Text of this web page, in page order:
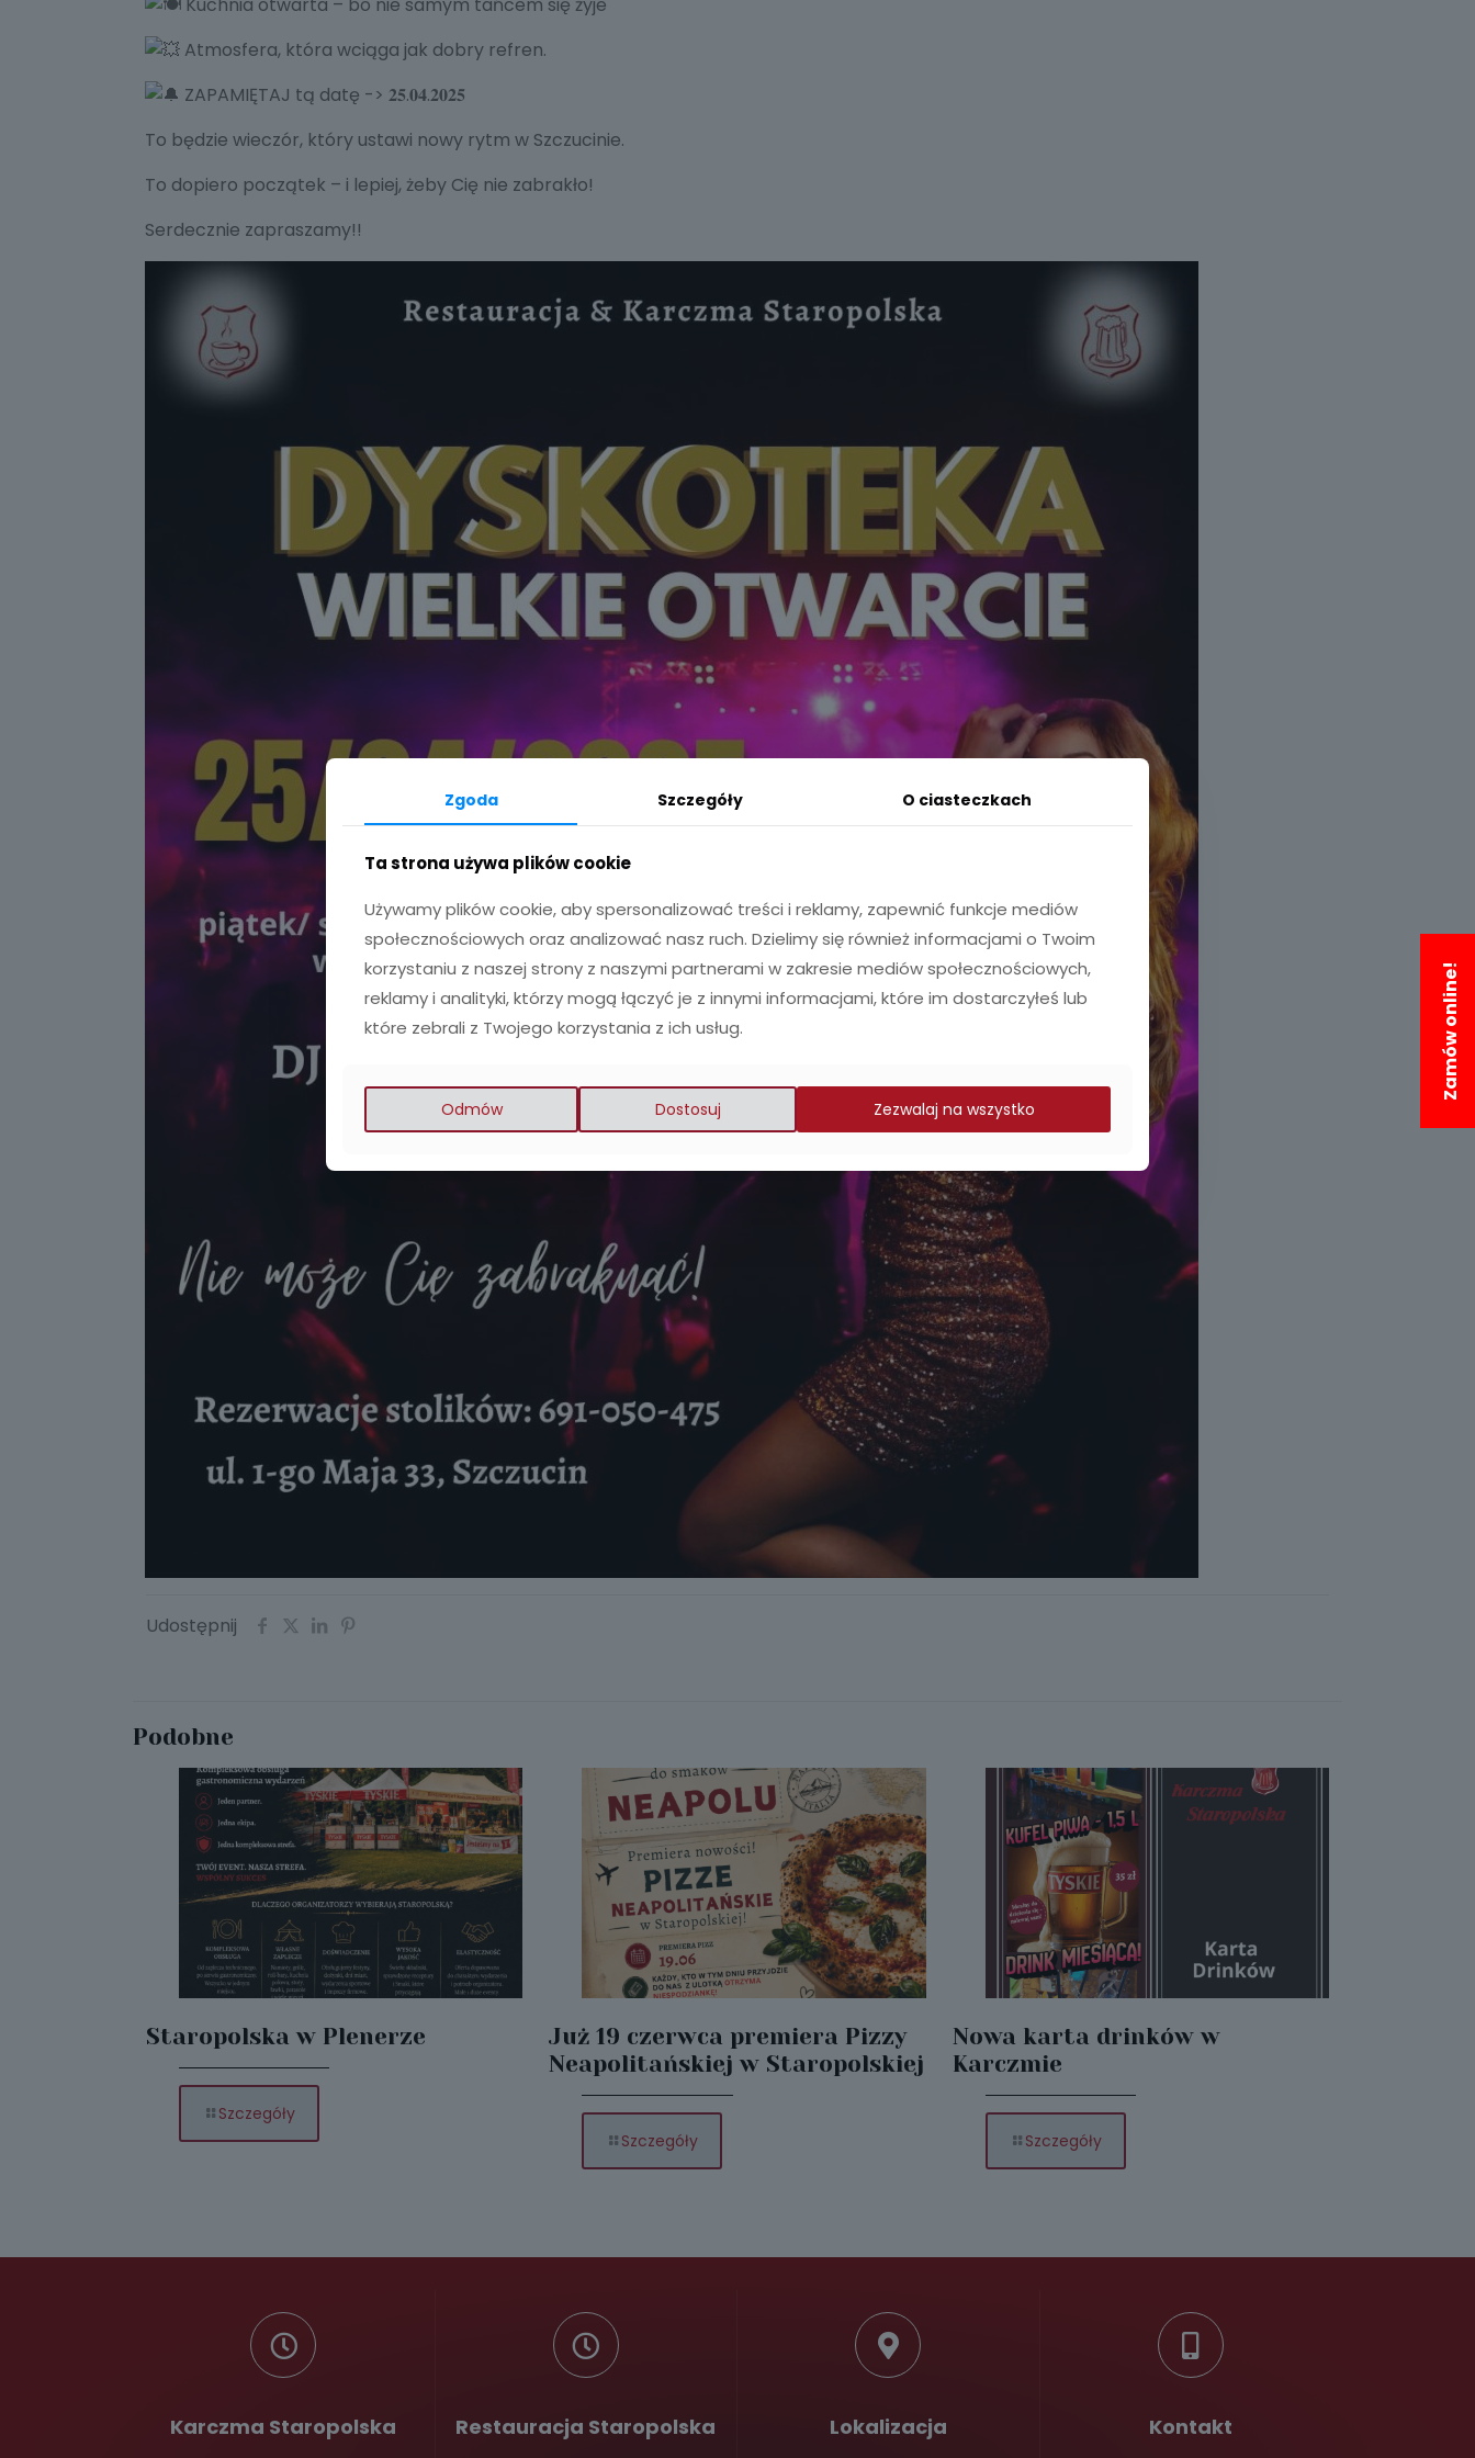
Atmosfera, która wciąga jak dobry refren.
ZAPAMIĘTAJ tą datę -> 𝟐𝟓.𝟎𝟒.𝟐𝟎𝟐𝟓
To będzie wieczór, który ustawi nowy rytm w Szczucinie.
To dopiero początek – i lepiej, żeby Cię nie zabrakło!
Serdecznie zapraszamy!!
Udostępnij
Podobne
Staropolska w Plenerze
Szczegóły-
w
Już 19 czerwca premiera Pizzy
Neapolitańskiej w Staropolskiej
Szczegóły-
19
w
Nowa karta drinków w
Karczmie
Szczegóły-
karta
Karczma Staropolska Restauracja Staropolska Lokalizacja Kontakt
Zgoda Szczegóły O ciasteczkach
Ta strona używa plików cookie
Używamy plików cookie, aby spersonalizować treści i reklamy, zapewnić funkcje mediów
społecznościowych oraz analizować nasz ruch. Dzielimy się również informacjami o Twoim
korzystaniu z naszej strony z naszymi partnerami w zakresie mediów społecznościowych,
reklamy i analityki, którzy mogą łączyć je z innymi informacjami, które im dostarczyłeś lub
które zebrali z Twojego korzystania z ich usług.
Odmów Dostosuj Zezwalaj na wszystko
Zamów online!